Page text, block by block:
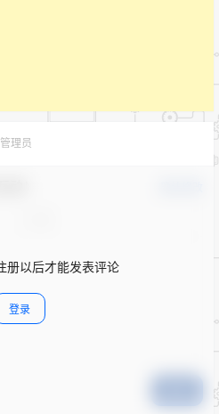
管理员
册以后才能发表评论
登录